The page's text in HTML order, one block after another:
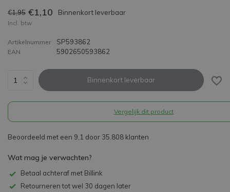
€1,95 €1,10 Binnenkort leverbaar
Incl. btw
Artikelnummer SP593862
EAN 5902650593862
Binnenkort leverbaar
Vergelijk dit product
Beoordeeld met een 9,1 door 35.808 klanten
Wat mag je verwachten?
Betaal achteraf met Billink
Retourneren tot wel 30 dagen later